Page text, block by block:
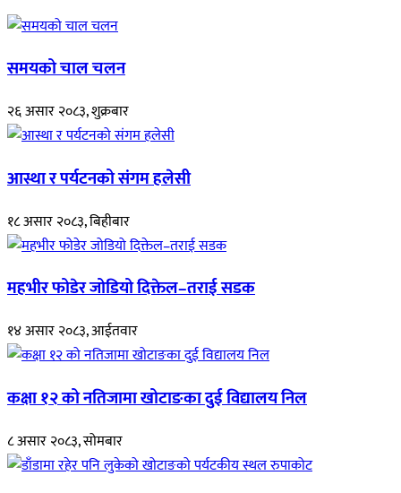
समयको चाल चलन
२६ असार २०८३, शुक्रबार
आस्था र पर्यटनको संगम हलेसी
१८ असार २०८३, बिहीबार
महभीर फोडेर जोडियो दिक्तेल–तराई सडक
१४ असार २०८३, आईतवार
कक्षा १२ को नतिजामा खोटाङका दुई विद्यालय निल
८ असार २०८३, सोमबार